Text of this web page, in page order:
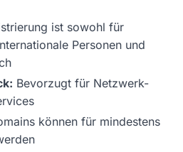
ist sowohl für
Personen und
Bevorzugt für Netzwerk-
können für mindestens